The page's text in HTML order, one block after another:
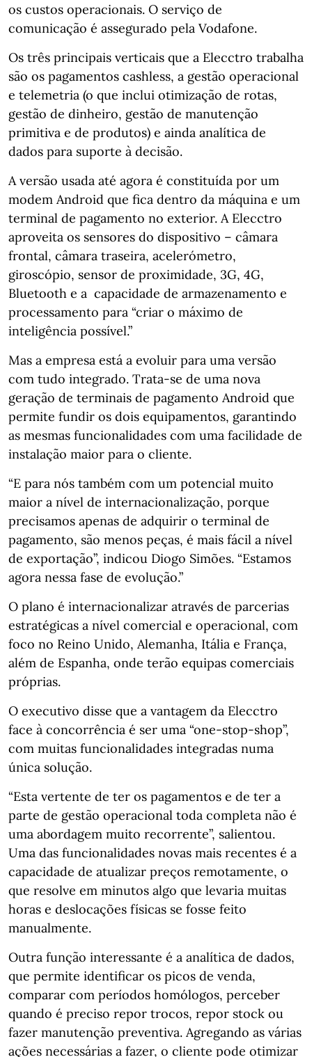
os custos operacionais. O serviço de
comunicação é assegurado pela Vodafone.
Os três principais verticais que a Elecctro trabalha
são os pagamentos cashless, a gestão operacional
e telemetria (o que inclui otimização de rotas,
gestão de dinheiro, gestão de manutenção
primitiva e de produtos) e ainda analítica de
dados para suporte à decisão.
A versão usada até agora é constituída por um
modem Android que fica dentro da máquina e um
terminal de pagamento no exterior. A Elecctro
aproveita os sensores do dispositivo – câmara
frontal, câmara traseira, acelerómetro,
giroscópio, sensor de proximidade, 3G, 4G,
Bluetooth e a capacidade de armazenamento e
processamento para “criar o máximo de
inteligência possível.”
Mas a empresa está a evoluir para uma versão
com tudo integrado. Trata-se de uma nova
geração de terminais de pagamento Android que
permite fundir os dois equipamentos, garantindo
as mesmas funcionalidades com uma facilidade de
instalação maior para o cliente.
“E para nós também com um potencial muito
maior a nível de internacionalização, porque
precisamos apenas de adquirir o terminal de
pagamento, são menos peças, é mais fácil a nível
de exportação”, indicou Diogo Simões. “Estamos
agora nessa fase de evolução.”
O plano é internacionalizar através de parcerias
estratégicas a nível comercial e operacional, com
foco no Reino Unido, Alemanha, Itália e França,
além de Espanha, onde terão equipas comerciais
próprias.
O executivo disse que a vantagem da Elecctro
face à concorrência é ser uma “one-stop-shop”,
com muitas funcionalidades integradas numa
única solução.
“Esta vertente de ter os pagamentos e de ter a
parte de gestão operacional toda completa não é
uma abordagem muito recorrente”, salientou.
Uma das funcionalidades novas mais recentes é a
capacidade de atualizar preços remotamente, o
que resolve em minutos algo que levaria muitas
horas e deslocações físicas se fosse feito
manualmente.
Outra função interessante é a analítica de dados,
que permite identificar os picos de venda,
comparar com períodos homólogos, perceber
quando é preciso repor trocos, repor stock ou
fazer manutenção preventiva. Agregando as várias
ações necessárias a fazer, o cliente pode otimizar